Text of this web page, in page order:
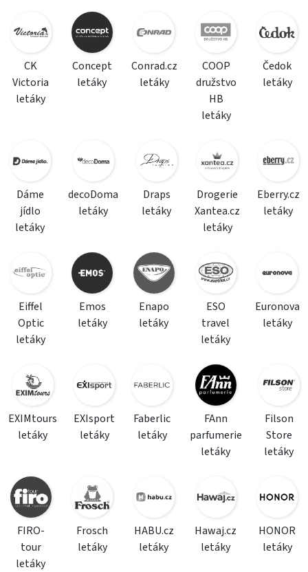
CK
Victoria
letáky
Concept
letáky
Conrad.cz
letáky
COOP
družstvo
HB
letáky
Čedok
letáky
Dáme
jídlo
letáky
decoDoma
letáky
Draps
letáky
Drogerie
Xantea.cz
letáky
Eberry.cz
letáky
Eiffel
Optic
letáky
Emos
letáky
Enapo
letáky
ESO
travel
letáky
Euronova
letáky
EXIMtours
letáky
EXIsport
letáky
Faberlic
letáky
FAnn
parfumerie
letáky
Filson
Store
letáky
FIRO-
tour
letáky
Frosch
letáky
HABU.cz
letáky
Hawaj.cz
letáky
HONOR
letáky